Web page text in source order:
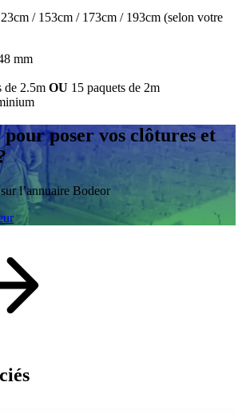
/ 153cm / 173cm / 193cm (selon votre
mm
de 2.5m OU 15 paquets de 2m
pour poser vos clôtures et
l’annuaire Bodeor